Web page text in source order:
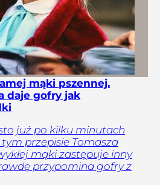
mąki pszennej.
daje gofry jak
już po kilku minutach
przepisie Tomasza
mąki zastępuje inny
przypomina gofry z